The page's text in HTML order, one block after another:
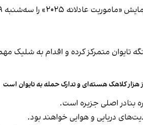
تایوان متمرکز کرده و اقدام به
هزار کلاهک هسته‌ای و تدارک حمله به تایوان است
بنادر اصلی جزیره است.